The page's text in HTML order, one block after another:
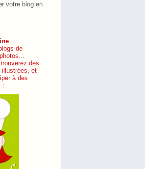
votre blog en
de
des
illustrées, et
à des
: